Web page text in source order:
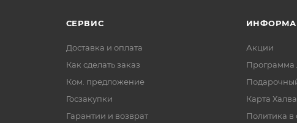
СЕРВИС
Доставка и оплата
Как сделать заказ
Ком. предложение
Госзакупки
Гарантии и возврат
Акции
Программа
Карта Халва
Политика